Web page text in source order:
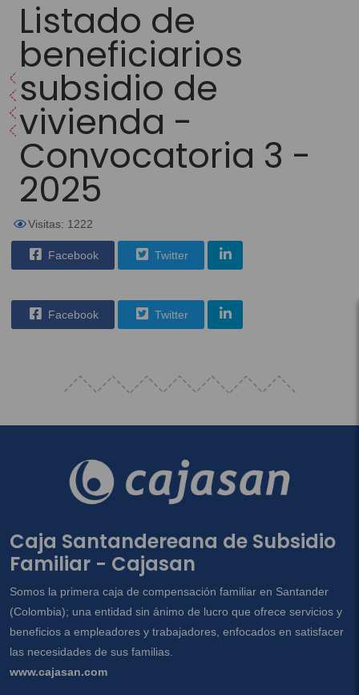
Listado de
beneficiarios
subsidio de
vivienda -
Convocatoria 3 -
2025
Visitas: 1222
Facebook Twitter
Facebook Twitter
Caja Santandereana de Subsidio
Familiar - Cajasan
Somos la primera caja de compensación familiar en Santander
(Colombia); una entidad sin ánimo de lucro que ofrece servicios y
beneficios a empleadores y trabajadores, enfocados en satisfacer
las necesidades de sus familias.
www.cajasan.com